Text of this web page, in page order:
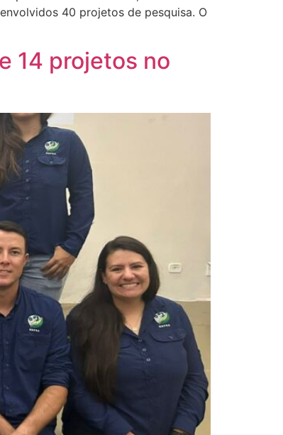
40 projetos de pesquisa. O
14 projetos no